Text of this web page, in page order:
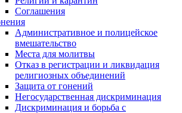
Соглашения
Административное и полицейское
вмешательство
Места для молитвы
Отказ в регистрации и ликвидация
религиозных объединений
Защита от гонений
Негосударственная дискриминация
Дискриминация и борьба с